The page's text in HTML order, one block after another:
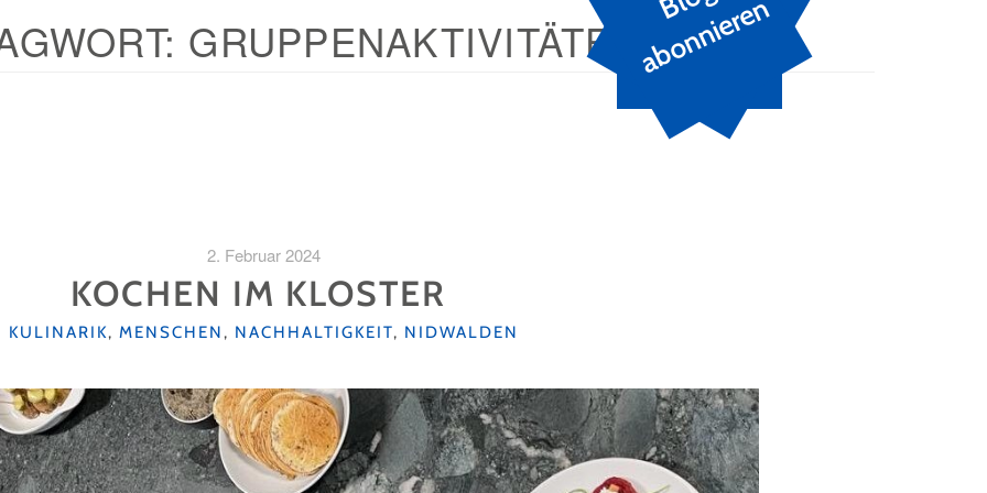
n
GRUPPENAKTIVITÄTEN
2. Februar 2024
KOCHEN IM KLOSTER
KATEGORIEN
KULINARIK, MENSCHEN, NACHHALTIGKEIT, NIDWALDEN